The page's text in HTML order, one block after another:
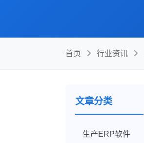
首页 行业资讯
文章分类
生产ERP软件